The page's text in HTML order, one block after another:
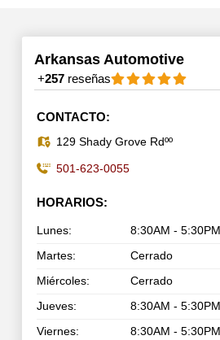
Arkansas Automotive
+257reseñas
CONTACTO:
129 Shady Grove Rdºº
501-623-0055
HORARIOS:
Lunes: 8:30AM - 5:30PM
Martes: Cerrado
Miércoles: Cerrado
Jueves: 8:30AM - 5:30PM
Viernes: 8:30AM - 5:30PM